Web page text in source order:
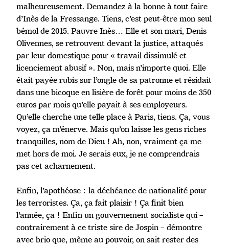
malheureusement. Demandez à la bonne à tout faire
d’Inès de la Fressange. Tiens, c’est peut-être mon seul
bémol de 2015. Pauvre Inès… Elle et son mari, Denis
Olivennes, se retrouvent devant la justice, attaqués
par leur domestique pour « travail dissimulé et
licenciement abusif ». Non, mais n’importe quoi. Elle
était payée rubis sur l’ongle de sa patronne et résidait
dans une bicoque en lisière de forêt pour moins de 350
euros par mois qu’elle payait à ses employeurs.
Qu’elle cherche une telle place à Paris, tiens. Ça, vous
voyez, ça m’énerve. Mais qu’on laisse les gens riches
tranquilles, nom de Dieu ! Ah, non, vraiment ça me
met hors de moi. Je serais eux, je ne comprendrais
pas cet acharnement.
Enfin, l’apothéose : la déchéance de nationalité pour
les terroristes. Ça, ça fait plaisir ! Ça finit bien
l’année, ça ! Enfin un gouvernement socialiste qui –
contrairement à ce triste sire de Jospin – démontre
avec brio que, même au pouvoir, on sait rester des